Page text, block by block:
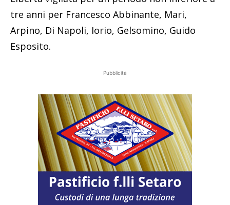
tre anni per Francesco Abbinante, Mari,
Arpino, Di Napoli, Iorio, Gelsomino, Guido
Esposito.
Pubblicità